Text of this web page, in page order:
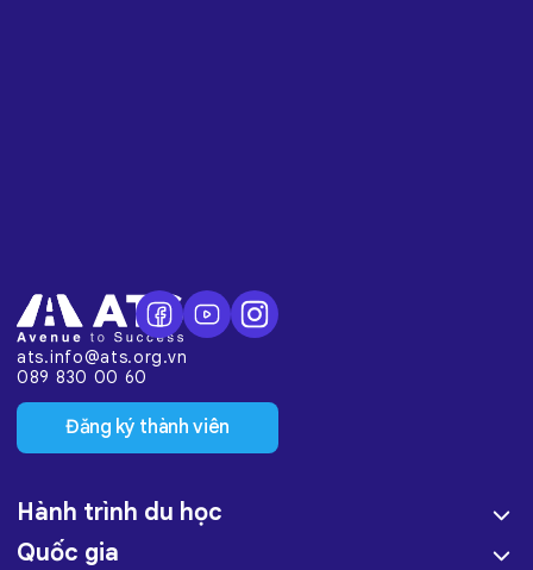
ats.info@ats.org.vn
089 830 00 60
Đăng ký thành viên
Hành trình du học
Quốc gia